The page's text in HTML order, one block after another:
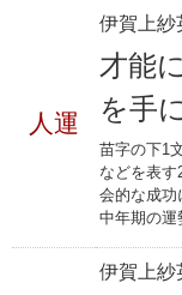
人運
伊賀上紗
才能
を手
苗字の下1
などを表
会的な成功
中年期の運
伊賀上紗